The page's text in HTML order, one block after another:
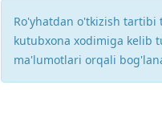
Ro'yhatdan o'tkizish
kutubxona xodimiga kelib
ma'lumotlari orqali